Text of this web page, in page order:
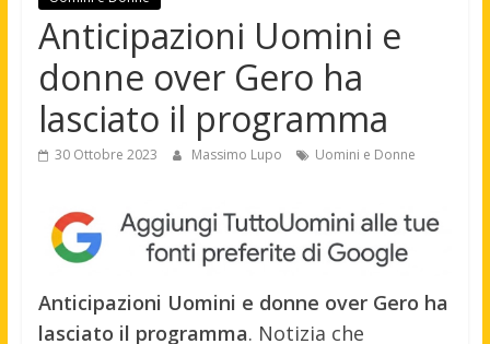
Anticipazioni Uomini e
donne over Gero ha
lasciato il programma
30 Ottobre 2023 Massimo Lupo Uomini e Donne
Anticipazioni Uomini e donne over Gero ha
lasciato il programma. Notizia che